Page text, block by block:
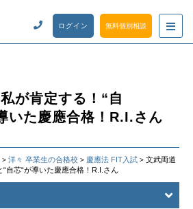
ログイン 無料個別相談
が肯定する！“自
いた慶應合格！R.I.さん
> 洋々 卒業生の合格校 > 慶應法 FIT入試 > 文武両道
自芯“が導いた慶應合格！R.I.さん